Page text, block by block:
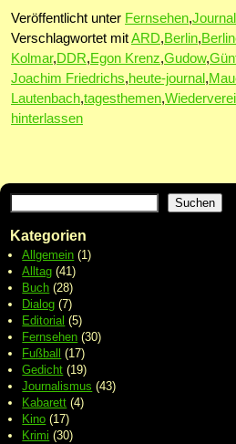
Veröffentlicht unter Fernsehen,
Verschlagwortet mitARD,Berlin,
Kolmar,DDR,Egon Krenz,Gudow,
Joachim Friedrichs,heute-journal ,
Lautenbach,tagesthemen,
hinterlassen
Suchen
Kategorien
Allgemein (1)
Alltag (41)
Buch (28)
Dialog (7)
Editorial (5)
Fernsehen (30)
Fußball (17)
Gedicht (19)
Journalismus (43)
Kabarett (4)
Kino (17)
Krimi (30)